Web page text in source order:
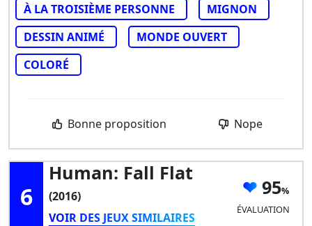
À LA TROISIÈME PERSONNE
MIGNON
DESSIN ANIMÉ
MONDE OUVERT
COLORÉ
Bonne proposition Nope
6
Human: Fall Flat
(2016)
VOIR DES JEUX SIMILAIRES
95
ÉVALUATION